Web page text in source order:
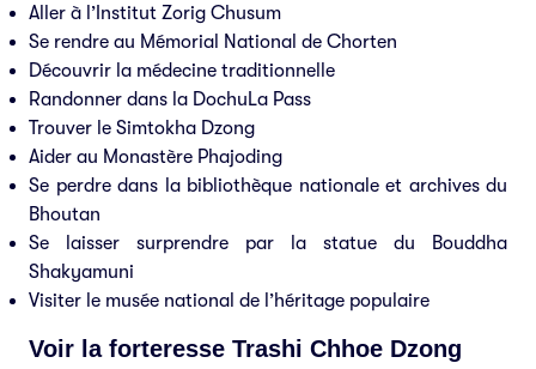
Aller à l’Institut Zorig Chusum
Se rendre au Mémorial National de Chorten
Découvrir la médecine traditionnelle
Randonner dans la DochuLa Pass
Trouver le Simtokha Dzong
Aider au Monastère Phajoding
Se perdre dans la bibliothèque nationale et archives du
Bhoutan
Se laisser surprendre par la statue du Bouddha
Shakyamuni
Visiter le musée national de l’héritage populaire
Voir la forteresse Trashi Chhoe Dzong